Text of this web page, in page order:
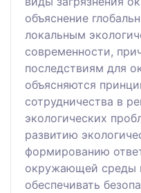
объяснение
локальным
современности,
последствиям для
объясняются
сотрудничества в
экологических
развитию
формированию
окружающей среды
обеспечивать